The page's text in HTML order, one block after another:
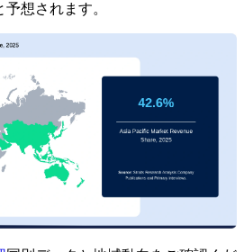
想されます。